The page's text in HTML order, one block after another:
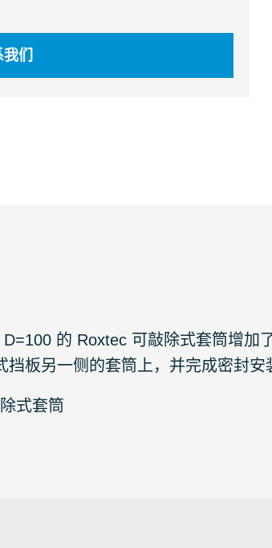
们
的 Roxtec 可敲除式套筒增加
板另一侧的套筒上，并完成密封安
式套筒